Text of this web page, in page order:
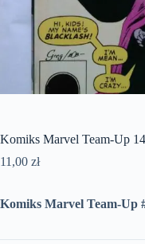
Komiks Marvel Team-Up
11,00 zł
Komiks Marvel Team-Up